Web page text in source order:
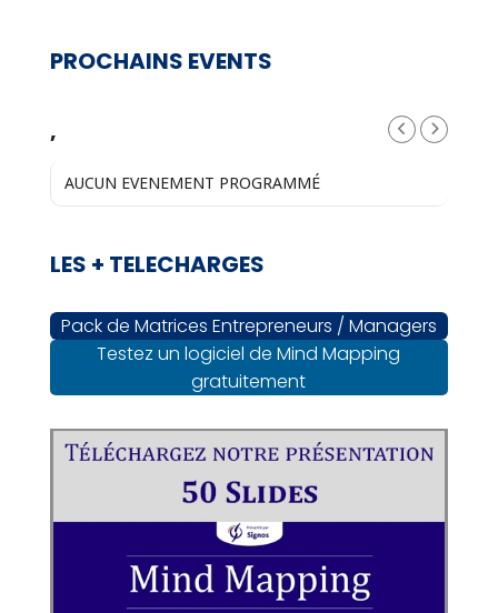
PROCHAINS EVENTS
,
AUCUN EVENEMENT PROGRAMMÉ
LES + TELECHARGES
Pack de Matrices Entrepreneurs / Managers
Testez un logiciel de Mind Mapping
gratuitement